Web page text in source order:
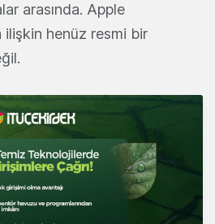
arasında. Apple
henüz resmi bir